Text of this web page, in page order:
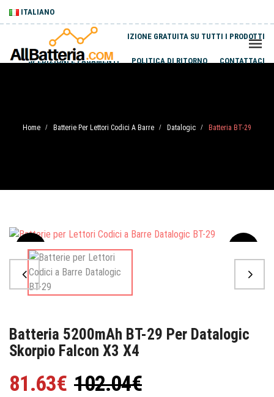
ITALIANO
SPEDIZIONE GRATUITA SU TUTTI I PRODOTTI
SPEDIZIONI E PAGAMENTI POLITICA DI RITORNO CONTATTACI
Home / Batterie Per Lettori Codici A Barre / Datalogic / Batteria BT-29
Sale
Batteria 5200mAh BT-29 Per Datalogic
Skorpio Falcon X3 X4
81.63€ 102.04€